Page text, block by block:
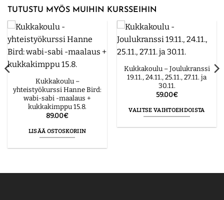
TUTUSTU MYÖS MUIHIN KURSSEIHIN
Kukkakoulu –
yhteistyökurssi Hanne Bird:
wabi-sabi -maalaus +
kukkakimppu 15.8.
89.00€
LISÄÄ OSTOSKORIIN
Kukkakoulu – Joulukranssi
19.11., 24.11., 25.11., 27.11. ja
30.11.
59.00€
VALITSE VAIHTOEHDOISTA
Voit